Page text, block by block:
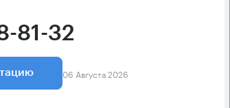
81-32
06 Августа 2026